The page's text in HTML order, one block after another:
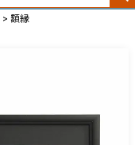
額縁